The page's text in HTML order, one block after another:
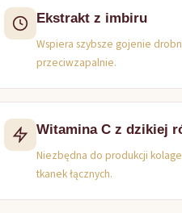
Ekstrakt z imbiru
Wspiera szybsze gojenie
przeciwzapalnie.
Witamina C z dzikiej
Niezbędna do produkcji
tkanek łącznych.